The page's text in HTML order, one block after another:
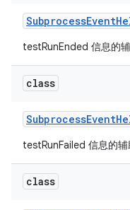
SubprocessEvent
testRunEnded 信息的
class
SubprocessEvent
testRunFailed 信息的
class